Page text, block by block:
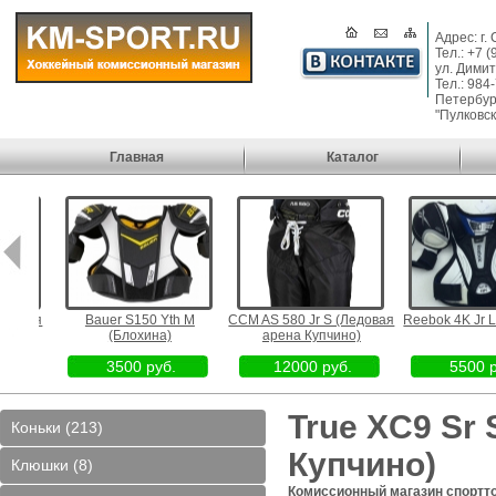
Адрес: г.
Тел.: +7
ул.
Тел.:
Главная Каталог
Bauer S150 Yth M
(Блохина)
3500 руб.
CCM AS 580 Jr S (Ледовая
арена Купчино)
12000 руб.
Reebok 4K Jr L
5500
Коньки (213)
Клюшки (8)
True XC9 Sr
Купчино)
Комиссионный магазин